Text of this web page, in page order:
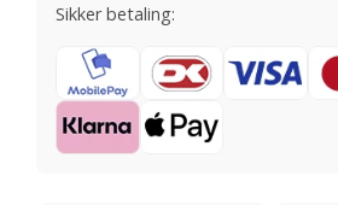
Sikker betaling: